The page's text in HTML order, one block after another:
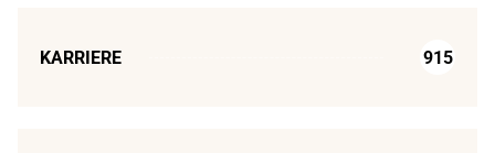
KARRIERE 915